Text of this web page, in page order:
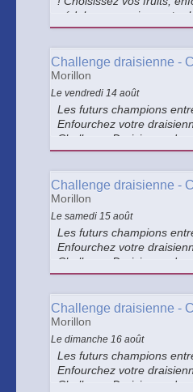
pédalez pour mixer votre
animation ludique,
Challenge draisienne -
Morillon
Le vendredi 14 août
Les futurs champions
Enfourchez votre
Challenge Draisienne
Coupe du Monde
jeunes pilotes !
Challenge draisienne -
Morillon
Le samedi 15 août
Les futurs champions
Enfourchez votre
Challenge Draisienne
Coupe du Monde
jeunes pilotes !
Challenge draisienne -
Morillon
Le dimanche 16 août
Les futurs champions
Enfourchez votre
Challenge Draisienne